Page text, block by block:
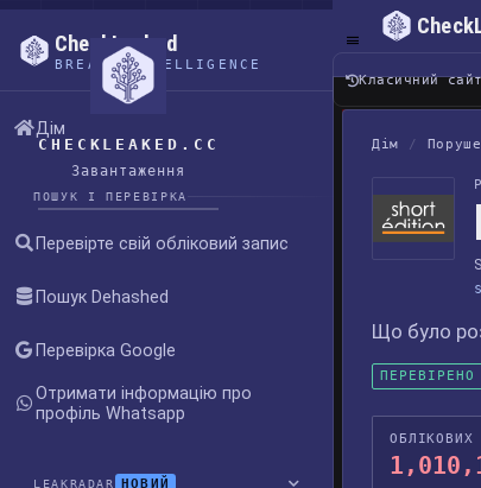
CHECKLEAKED.CC
Завантаження
CheckLeaked
BREACH INTELLIGENCE
Дім
ПОШУК І ПЕРЕВІРКА
Перевірте свій обліковий запис
Пошук Dehashed
Перевірка Google
Отримати інформацію про
профіль Whatsapp
LEAKRADAR НОВИЙ
Класичний
Дім /
Що було
ПЕРЕВІРЕНО
ОБЛІКОВИХ